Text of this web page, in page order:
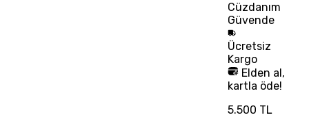
Cüzdanım
Güvende
Ücretsiz
Kargo
Elden al,
kartla öde!
5.500 TL